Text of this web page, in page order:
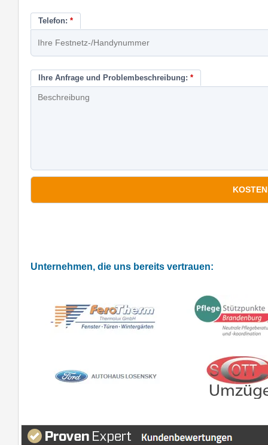
Telefon: *
Ihre Anfrage und Problembeschreibung: *
Unternehmen, die uns bereits vertrauen: